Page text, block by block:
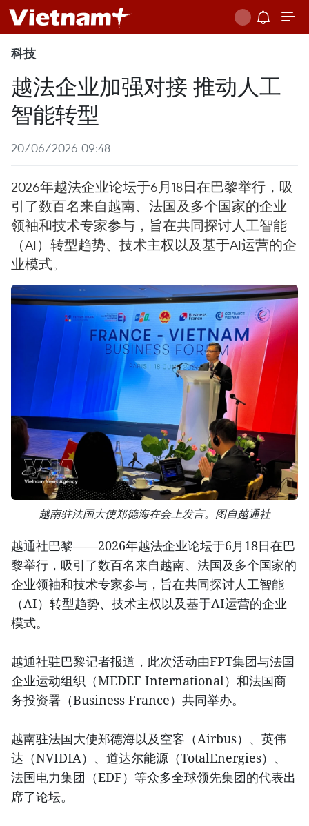
科技
越法企业加强对接 推动人工
智能转型
20/06/2026 09:48
2026年越法企业论坛于6月18日在巴黎举行，吸
引了数百名来自越南、法国及多个国家的企业
领袖和技术专家参与，旨在共同探讨人工智能
（AI）转型趋势、技术主权以及基于AI运营的企
业模式。
越南驻法国大使郑德海在会上发言。图自越通社
越通社巴黎——2026年越法企业论坛于6月18日在巴
黎举行，吸引了数百名来自越南、法国及多个国家的
企业领袖和技术专家参与，旨在共同探讨人工智能
（AI）转型趋势、技术主权以及基于AI运营的企业
模式。
越通社驻巴黎记者报道，此次活动由FPT集团与法国
企业运动组织（MEDEF International）和法国商
务投资署（Business France）共同举办。
越南驻法国大使郑德海以及空客（Airbus）、英伟
达（NVIDIA）、道达尔能源（TotalEnergies）、
法国电力集团（EDF）等众多全球领先集团的代表出
席了论坛。